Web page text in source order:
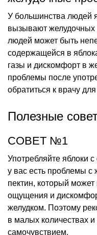
У большинства людей
вызывают желудочных
людей может быть
содержащейся в
газы и дискомфорт в
проблемы после
обратиться к врачу
Полезные
СОВЕТ №1
Употребляйте яблоки
у вас есть проблемы с
пектин, который
ощущения и
желудком. Поэтому
в малых количествах
самочувствием.